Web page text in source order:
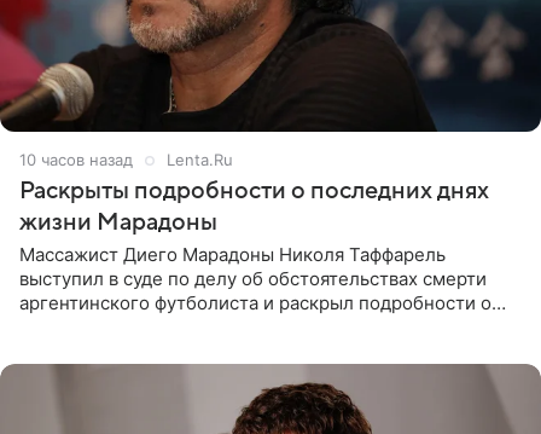
10 часов назад Lenta.Ru
Раскрыты подробности о последних днях
жизни Марадоны
Массажист Диего Марадоны Николя Таффарель
выступил в суде по делу об обстоятельствах смерти
аргентинского футболиста и раскрыл подробности о